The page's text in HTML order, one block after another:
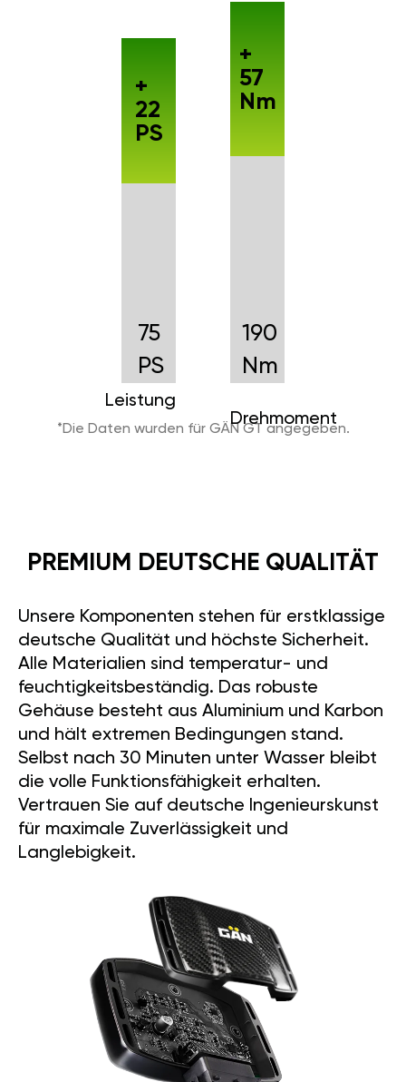
75
PS
Leistung
+
22
PS
190
Nm
Drehmoment
+
57
Nm
*Die Daten wurden für GÄN GT angegeben.
PREMIUM DEUTSCHE QUALITÄT
Unsere Komponenten stehen für erstklassige
deutsche Qualität und höchste Sicherheit.
Alle Materialien sind temperatur- und
feuchtigkeitsbeständig. Das robuste
Gehäuse besteht aus Aluminium und Karbon
und hält extremen Bedingungen stand.
Selbst nach 30 Minuten unter Wasser bleibt
die volle Funktionsfähigkeit erhalten.
Vertrauen Sie auf deutsche Ingenieurskunst
für maximale Zuverlässigkeit und
Langlebigkeit.